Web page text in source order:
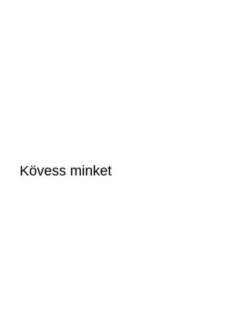
Kövess minket